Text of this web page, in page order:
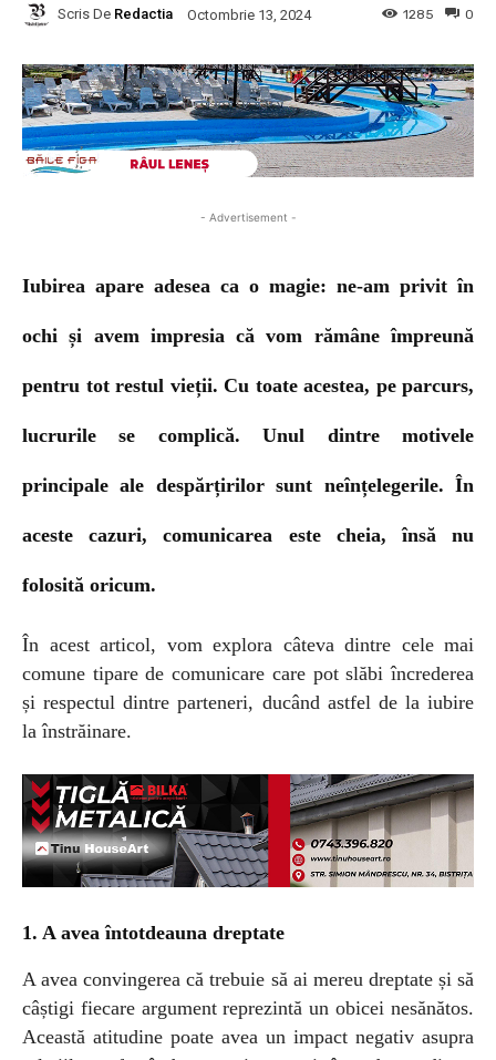
Scris De Redactia Octombrie 13, 2024 0
1285
- Advertisement -
Iubirea apare adesea ca o magie: ne-am privit în
ochi și avem impresia că vom rămâne împreună
pentru tot restul vieții. Cu toate acestea, pe parcurs,
lucrurile se complică. Unul dintre motivele
principale ale despărțirilor sunt neînțelegerile. În
aceste cazuri, comunicarea este cheia, însă nu
folosită oricum.
În acest articol, vom explora câteva dintre cele mai
comune tipare de comunicare care pot slăbi încrederea
și respectul dintre parteneri, ducând astfel de la iubire
la înstrăinare.
1. A avea întotdeauna dreptate
A avea convingerea că trebuie să ai mereu dreptate și să
câștigi fiecare argument reprezintă un obicei nesănătos.
Această atitudine poate avea un impact negativ asupra